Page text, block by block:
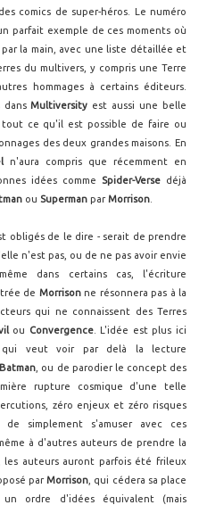
comics de super-héros. Le numéro
parfait exemple de ces moments où
la main, avec une liste détaillée et
du multivers, y compris une Terre
hommages à certains éditeurs.
dansMultiversity est aussi une belle
tout ce qu'il est possible de faire ou
des deux grandes maisons. En
n'aura compris que récemment en
idées comme Spider-Verse déjà
ou Superman parMorrison
obligés de le dire - serait de prendre
n'est pas, ou de ne pas avoir envie
dans certains cas, l'écriture
de Morrisonne résonnera pas à la
qui ne connaissent des Terres
ou Convergence. L'idée est plus ici
qui veut voir par delà la lecture
Batman , ou de parodier le concept des
rupture cosmique d'une telle
zéro enjeux et zéro risques
simplement s'amuser avec ces
à d'autres auteurs de prendre la
les auteurs auront parfois été frileux
parMorrison , qui cédera sa place
ordre d'idées équivalent (mais